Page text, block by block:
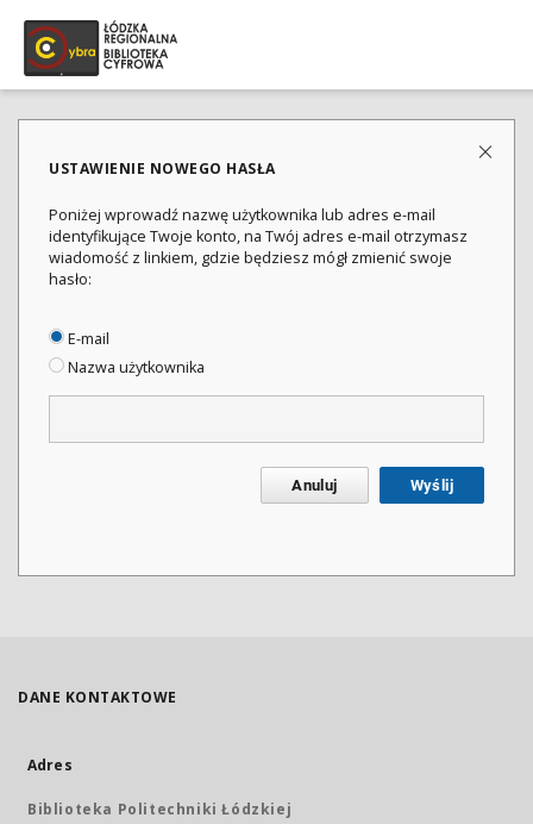
USTAWIENIE NOWEGO HASŁA
Poniżej wprowadź nazwę użytkownika lub adres e-mail
identyfikujące Twoje konto, na Twój adres e-mail otrzymasz
wiadomość z linkiem, gdzie będziesz mógł zmienić swoje
hasło:
E-mail
Nazwa użytkownika
Anuluj Wyślij
DANE KONTAKTOWE
Adres
Biblioteka Politechniki Łódzkiej